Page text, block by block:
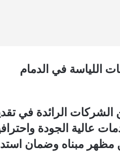
اللياسة في الدمام
الشركات الرائدة في
عالية الجودة
مظهر مبناه وضمان